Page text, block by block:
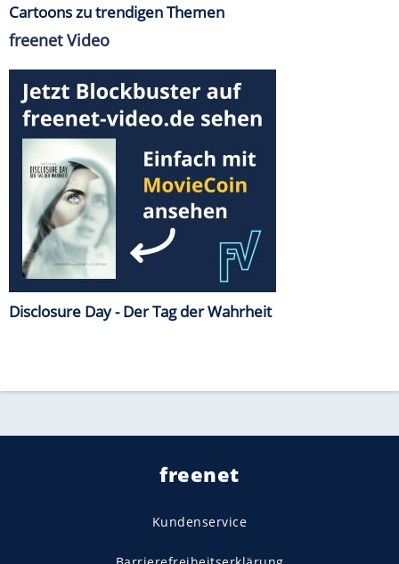
Cartoons zu trendigen Themen
freenet Video
Disclosure Day - Der Tag der Wahrheit
freenet
Kundenservice